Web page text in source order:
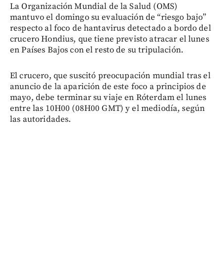
La Organización Mundial de la Salud (OMS)
mantuvo el domingo su evaluación de “riesgo bajo”
respecto al foco de hantavirus detectado a bordo del
crucero Hondius, que tiene previsto atracar el lunes
en Países Bajos con el resto de su tripulación.
El crucero, que suscitó preocupación mundial tras el
anuncio de la aparición de este foco a principios de
mayo, debe terminar su viaje en Róterdam el lunes
entre las 10H00 (08H00 GMT) y el mediodía, según
las autoridades.